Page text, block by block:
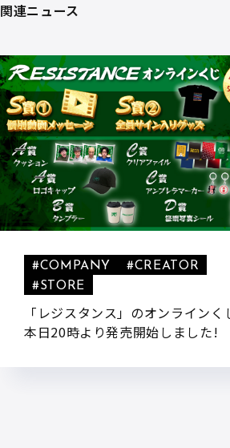
関連ニュース
「レジスタンス」のオンラインく
本日20時より発売開始しました!
#COMPANY
#CREATOR
#STORE